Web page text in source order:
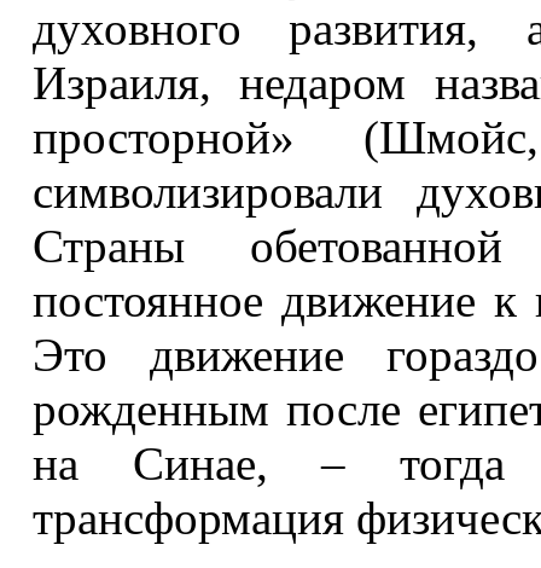
духовного развития,
Израиля, недаром
просторной»
символизировали
Страны
постоянное движение
Это движение
рожденным после
на Синае, – тогда
трансформация